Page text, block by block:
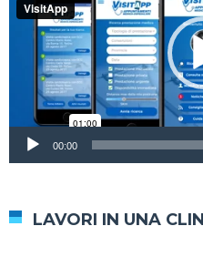
00:00
LAVORI IN UNA